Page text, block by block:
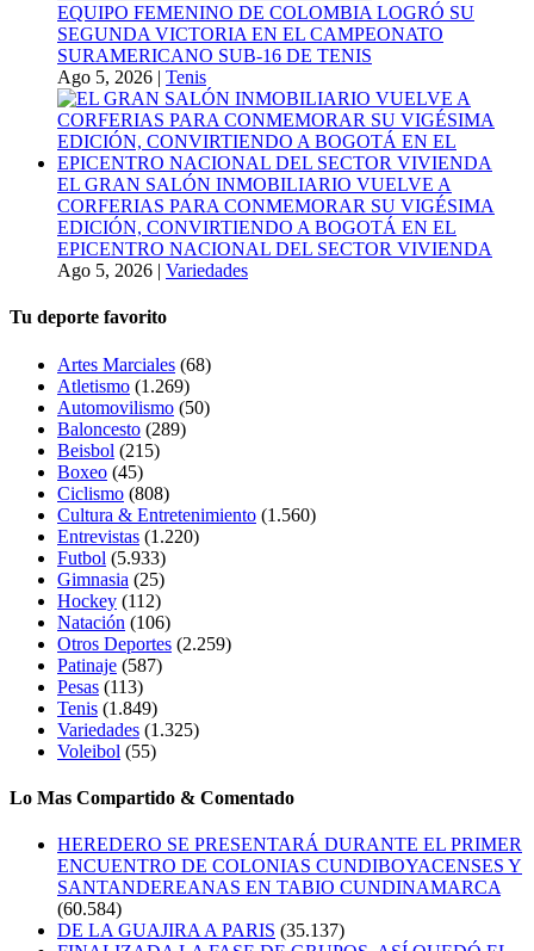
EQUIPO FEMENINO DE COLOMBIA LOGRÓ SU
SEGUNDA VICTORIA EN EL CAMPEONATO
SURAMERICANO SUB-16 DE TENIS
Ago 5, 2026 | Tenis
EL GRAN SALÓN INMOBILIARIO VUELVE A
CORFERIAS PARA CONMEMORAR SU VIGÉSIMA
EDICIÓN, CONVIRTIENDO A BOGOTÁ EN EL
EPICENTRO NACIONAL DEL SECTOR VIVIENDA
Ago 5, 2026 | Variedades
Tu deporte favorito
Artes Marciales (68)
Atletismo (1.269)
Automovilismo (50)
Baloncesto (289)
Beisbol (215)
Boxeo (45)
Ciclismo (808)
Cultura & Entretenimiento (1.560)
Entrevistas (1.220)
Futbol (5.933)
Gimnasia (25)
Hockey (112)
Natación (106)
Otros Deportes (2.259)
Patinaje (587)
Pesas (113)
Tenis (1.849)
Variedades (1.325)
Voleibol (55)
Lo Mas Compartido & Comentado
HEREDERO SE PRESENTARÁ DURANTE EL PRIMER
ENCUENTRO DE COLONIAS CUNDIBOYACENSES Y
SANTANDEREANAS EN TABIO CUNDINAMARCA
(60.584)
DE LA GUAJIRA A PARIS (35.137)